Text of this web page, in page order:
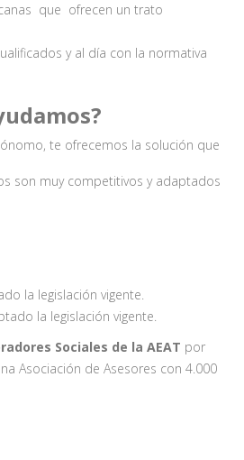
que ofrecen un trato
y al día con la normativa
te ofrecemos la solución que
son muy competitivos y adaptados
la legislación vigente.
la legislación vigente.
Sociales de la AEAT por
Asociación de Asesores con 4.000